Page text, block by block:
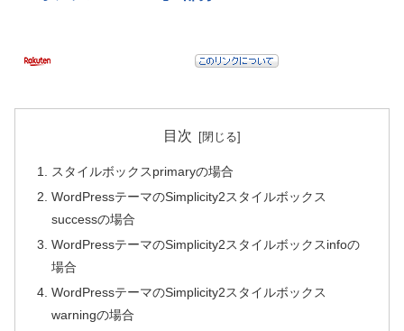
目次
スタイルボックスprimaryの場合
WordPressテーマのSimplicity2スタイルボックス
successの場合
WordPressテーマのSimplicity2スタイルボックスinfoの
場合
WordPressテーマのSimplicity2スタイルボックス
warningの場合